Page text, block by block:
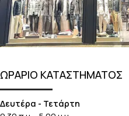
ΩΡΑΡΙΟ ΚΑΤΑΣΤΗΜΑΤΟΣ
Δευτέρα - Τετάρτη